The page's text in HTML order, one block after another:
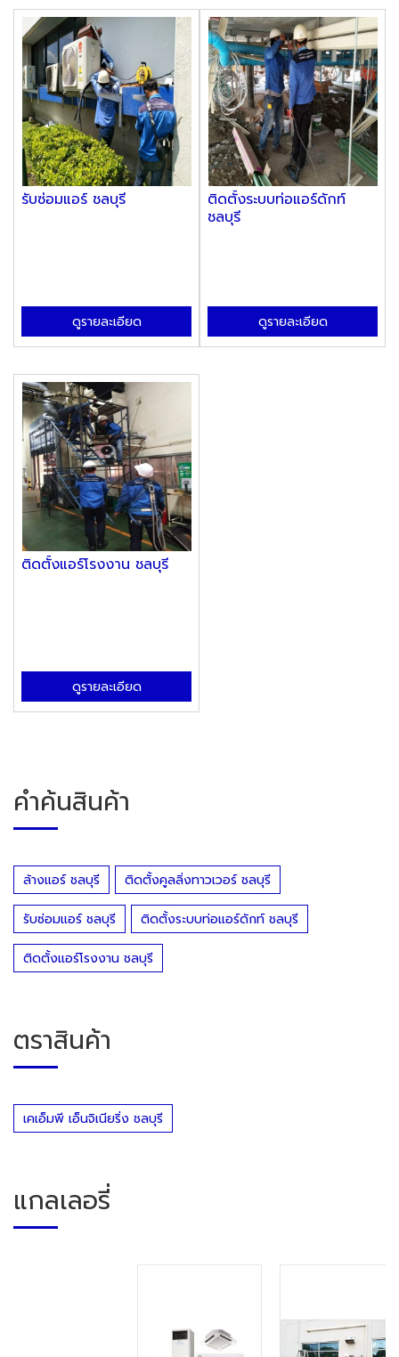
รับซ่อมแอร์ ชลบุรี
ดูรายละเอียด
ติดตั้งระบบท่อแอร์ดักท์
ชลบุรี
ดูรายละเอียด
ติดตั้งแอร์โรงงาน ชลบุรี
ดูรายละเอียด
คำค้นสินค้า
ล้างแอร์ ชลบุรี ติดตั้งคูลลิ่งทาวเวอร์ ชลบุรี
รับซ่อมแอร์ ชลบุรี ติดตั้งระบบท่อแอร์ดักท์ ชลบุรี
ติดตั้งแอร์โรงงาน ชลบุรี
ตราสินค้า
เคเอ็มพี เอ็นจิเนียริ่ง ชลบุรี
แกลเลอรี่